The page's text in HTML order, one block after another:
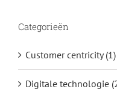
Categorieën
Customer centricity (1)
Digitale technologie